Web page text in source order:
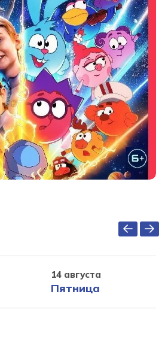
14 августа
Пятница